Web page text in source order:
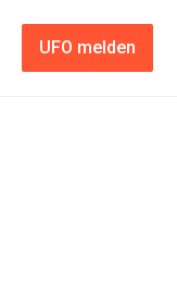
UFO melden